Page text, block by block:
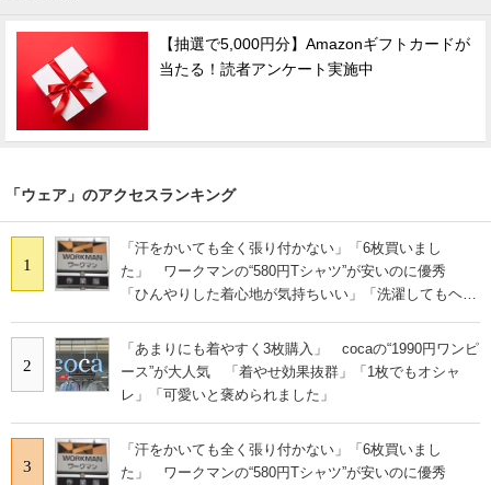
【抽選で5,000円分】Amazonギフトカードが
当たる！読者アンケート実施中
「ウェア」のアクセスランキング
1
「汗をかいても全く張り付かない」「6枚買いまし
た」 ワークマンの“580円Tシャツ”が安いのに優秀
「ひんやりした着心地が気持ちいい」「洗濯してもヘタ
2
「あまりにも着やすく3枚購入」 cocaの“1990円ワンピ
ース”が大人気 「着やせ効果抜群」「1枚でもオシャ
レ」「可愛いと褒められました」
3
「汗をかいても全く張り付かない」「6枚買いまし
た」 ワークマンの“580円Tシャツ”が安いのに優秀